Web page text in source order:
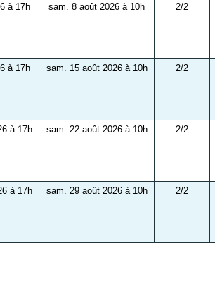
à 17h sam. 8 août 2026 à 10h 2/2
à 17h sam. 15 août 2026 à 10h 2/2
à 17h sam. 22 août 2026 à 10h 2/2
à 17h sam. 29 août 2026 à 10h 2/2